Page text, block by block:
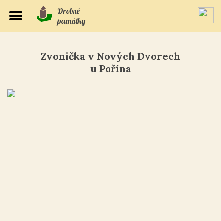
Drobné
památky
Zvonička v Nových Dvorech
u Pořína